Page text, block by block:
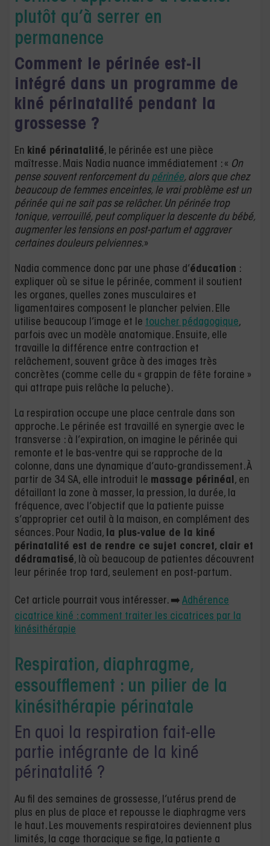
plutôt qu’à serrer en
permanence
Comment le périnée est-il
intégré dans un programme de
kiné périnatalité pendant la
grossesse ?
En kiné périnatalité, le périnée est une pièce
maîtresse. Mais Nadia nuance immédiatement : « On
pense souvent renforcement du périnée, alors que chez
beaucoup de femmes enceintes, le vrai problème est un
périnée qui ne sait pas se relâcher. Un périnée trop
tonique, verrouillé, peut compliquer la descente du bébé,
augmenter les tensions en post-partum et aggraver
certaines douleurs pelviennes.»
Nadia commence donc par une phase d’éducation :
expliquer où se situe le périnée, comment il soutient
les organes, quelles zones musculaires et
ligamentaires composent le plancher pelvien. Elle
utilise beaucoup l’image et le toucher pédagogique,
parfois avec un modèle anatomique. Ensuite, elle
travaille la différence entre contraction et
relâchement, souvent grâce à des images très
concrètes (comme celle du « grappin de fête foraine »
qui attrape puis relâche la peluche).
La respiration occupe une place centrale dans son
approche. Le périnée est travaillé en synergie avec le
transverse : à l’expiration, on imagine le périnée qui
remonte et le bas-ventre qui se rapproche de la
colonne, dans une dynamique d’auto-grandissement. À
partir de 34 SA, elle introduit le massage périnéal, en
détaillant la zone à masser, la pression, la durée, la
fréquence, avec l’objectif que la patiente puisse
s’approprier cet outil à la maison, en complément des
séances. Pour Nadia, la plus-value de la kiné
périnatalité est de rendre ce sujet concret, clair et
dédramatisé, là où beaucoup de patientes découvrent
leur périnée trop tard, seulement en post-partum.
Cet article pourrait vous intéresser. ➡️ Adhérence
cicatrice kiné : comment traiter les cicatrices par la
kinésithérapie
Respiration, diaphragme,
essoufflement : un pilier de la
kinésithérapie périnatale
En quoi la respiration fait-elle
partie intégrante de la kiné
périnatalité ?
Au fil des semaines de grossesse, l’utérus prend de
plus en plus de place et repousse le diaphragme vers
le haut. Les mouvements respiratoires deviennent plus
limités, la cage thoracique se fige, la patiente a